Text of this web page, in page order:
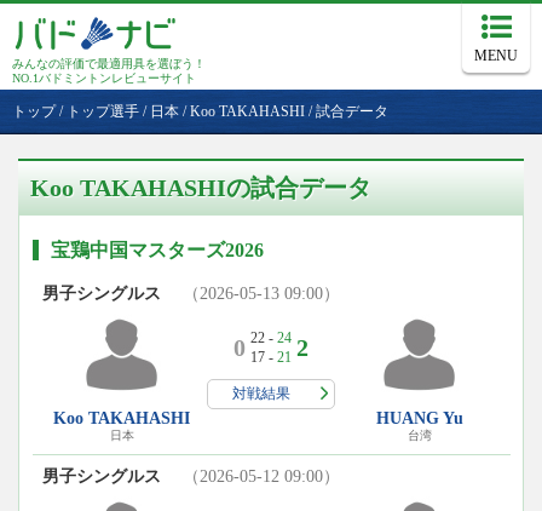
みんなの評価で最適用具を選ぼう！
NO.1バドミントンレビューサイト
MENU
トップ/ トップ選手 / 日本 /Koo TAKAHASHI /試合データ
Koo TAKAHASHIの試合データ
宝鶏中国マスターズ2026
男子シングルス （2026-05-13 09:00）
Koo TAKAHASHI
日本
0 22 - 24
17 - 21 2
対戦結果
HUANG Yu
台湾
男子シングルス （2026-05-12 09:00）